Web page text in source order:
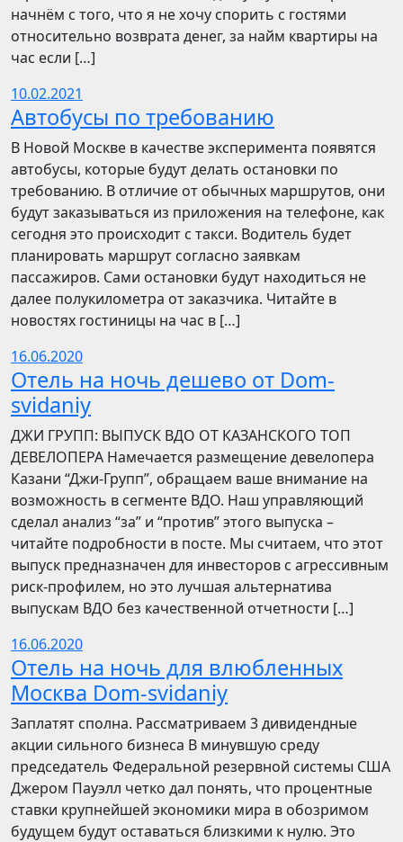
начнём с того, что я не хочу спорить с гостями
относительно возврата денег, за найм квартиры на
час если […]
10.02.2021
Автобусы по требованию
В Новой Москве в качестве эксперимента появятся
автобусы, которые будут делать остановки по
требованию. В отличие от обычных маршрутов, они
будут заказываться из приложения на телефоне, как
сегодня это происходит с такси. Водитель будет
планировать маршрут согласно заявкам
пассажиров. Сами остановки будут находиться не
далее полукилометра от заказчика. Читайте в
новостях гостиницы на час в […]
16.06.2020
Отель на ночь дешево от Dom-
svidaniy
​​ДЖИ ГРУПП: ВЫПУСК ВДО ОТ КАЗАНСКОГО ТОП
ДЕВЕЛОПЕРА Намечается размещение девелопера
Казани “Джи-Групп”, обращаем ваше внимание на
возможность в сегменте ВДО. Наш управляющий
сделал анализ “за” и “против” этого выпуска –
читайте подробности в посте. Мы считаем, что этот
выпуск предназначен для инвесторов с агрессивным
риск-профилем, но это лучшая альтернатива
выпускам ВДО без качественной отчетности […]
16.06.2020
Отель на ночь для влюбленных
Москва Dom-svidaniy
Заплатят сполна. Рассматриваем 3 дивидендные
акции сильного бизнеса В минувшую среду
председатель Федеральной резервной системы США
Джером Пауэлл четко дал понять, что процентные
ставки крупнейшей экономики мира в обозримом
будущем будут оставаться близкими к нулю. Это